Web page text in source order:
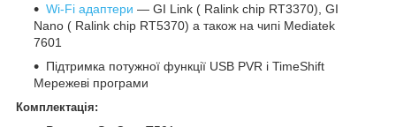
Wi-Fi адаптери — GI Link ( Ralink chip RT3370), GI
Nano ( Ralink chip RT5370) а також на чипі Mediatek
7601
Підтримка потужної функції USB PVR і TimeShift
Мережеві програми
Комплектація: